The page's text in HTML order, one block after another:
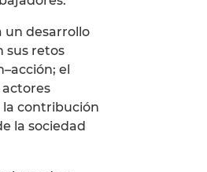
un desarrollo
sus retos
el
actores
la contribución
la sociedad